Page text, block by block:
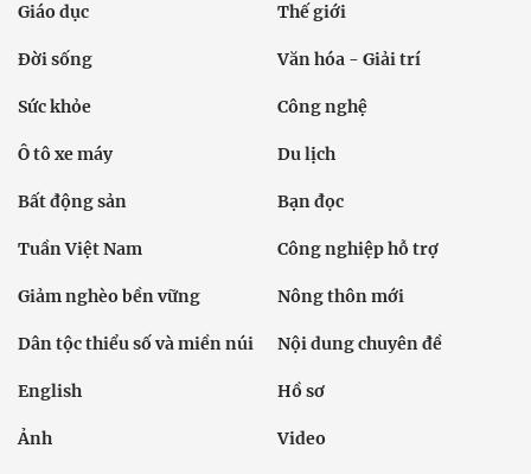
Giáo dục Thế giới
Đời sống Văn hóa - Giải trí
Sức khỏe Công nghệ
Ô tô xe máy Du lịch
Bất động sản Bạn đọc
Tuần Việt Nam Công nghiệp hỗ trợ
Giảm nghèo bền vững Nông thôn mới
Dân tộc thiểu số và miền núi Nội dung chuyên đề
English Hồ sơ
Ảnh Video